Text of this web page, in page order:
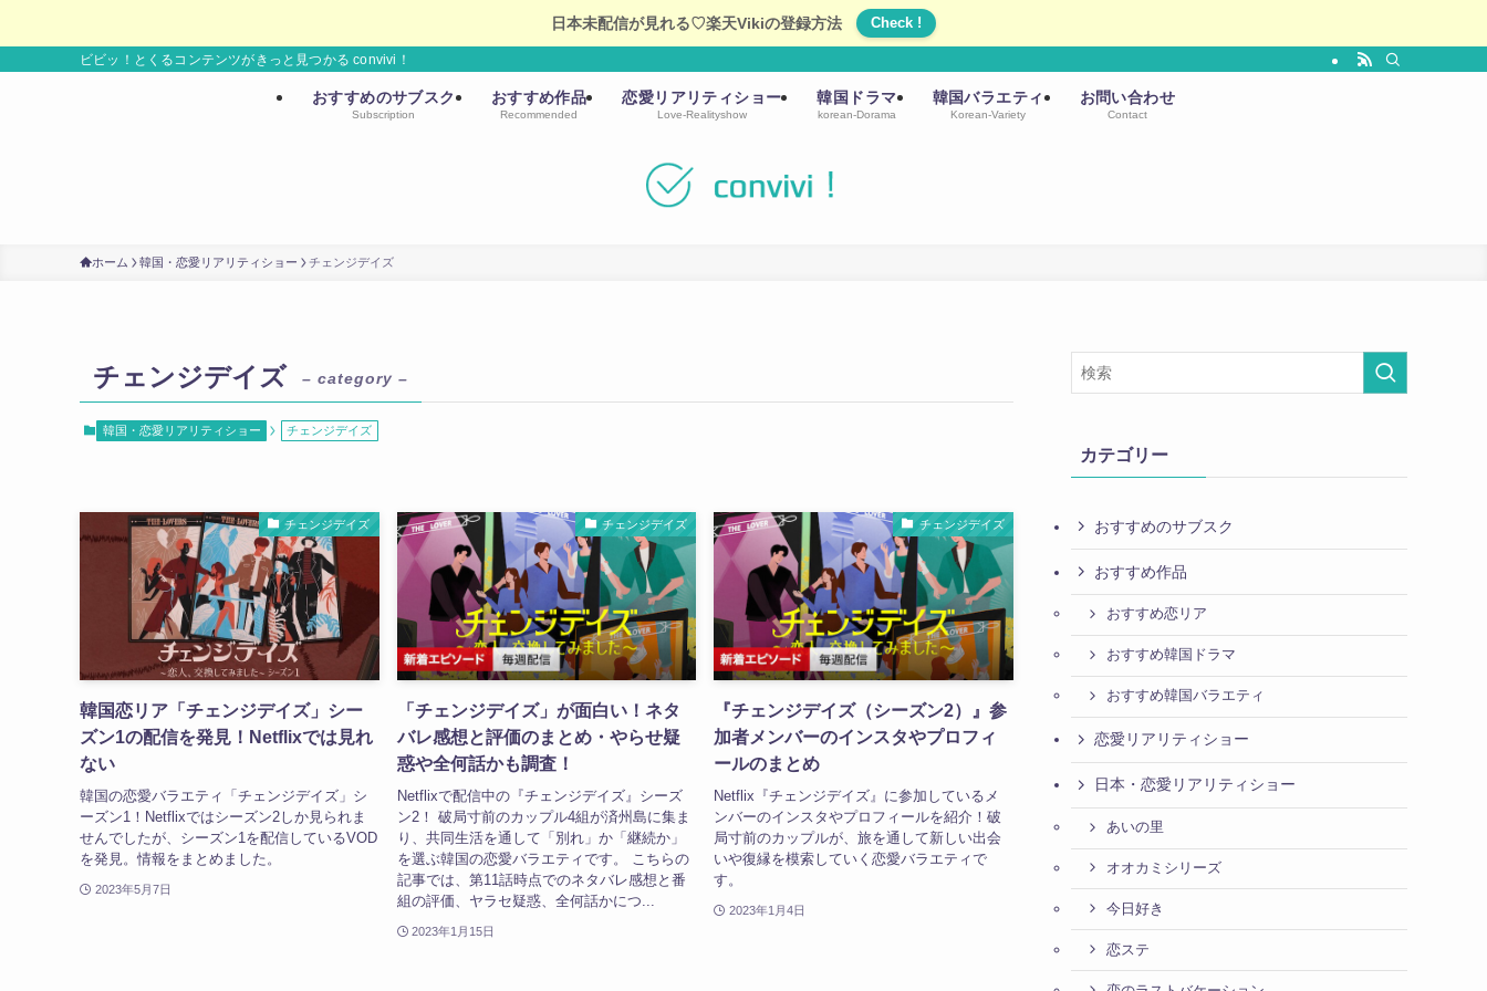
日本未配信が見れる♡楽天Vikiの登録方法 Check !
ビビッ！とくるコンテンツがきっと見つかる convivi！
おすすめのサブスク
Subscription
おすすめ作品
Recommended
恋愛リアリティショー
Love-Realityshow
韓国ドラマ
korean-Dorama
韓国バラエティ
Korean-Variety
お問い合わせ
Contact
ホーム 韓国・恋愛リアリティショー チェンジデイズ
チェンジデイズ – category –
韓国・恋愛リアリティショー チェンジデイズ
チェンジデイズ
韓国恋リア「チェンジデイズ」シー
ズン1の配信を発見！Netflixでは見れ
ない
韓国の恋愛バラエティ「チェンジデイズ」シ
ーズン1！Netflixではシーズン2しか見られま
せんでしたが、シーズン1を配信しているVOD
を発見。情報をまとめました。
2023年5月7日
チェンジデイズ
「チェンジデイズ」が面白い！ネタ
バレ感想と評価のまとめ・やらせ疑
惑や全何話かも調査！
Netflixで配信中の『チェンジデイズ』シーズ
ン2！ 破局寸前のカップル4組が済州島に集ま
り、共同生活を通して「別れ」か「継続か」
を選ぶ韓国の恋愛バラエティです。 こちらの
記事では、第11話時点でのネタバレ感想と番
組の評価、ヤラセ疑惑、全何話かにつ...
2023年1月15日
チェンジデイズ
『チェンジデイズ（シーズン2）』参
加者メンバーのインスタやプロフィ
ールのまとめ
Netflix『チェンジデイズ』に参加しているメ
ンバーのインスタやプロフィールを紹介！破
局寸前のカップルが、旅を通して新しい出会
いや復縁を模索していく恋愛バラエティで
す。
2023年1月4日
カテゴリー
おすすめのサブスク
おすすめ作品
おすすめ恋リア
おすすめ韓国ドラマ
おすすめ韓国バラエティ
恋愛リアリティショー
日本・恋愛リアリティショー
あいの里
オオカミシリーズ
今日好き
恋ステ